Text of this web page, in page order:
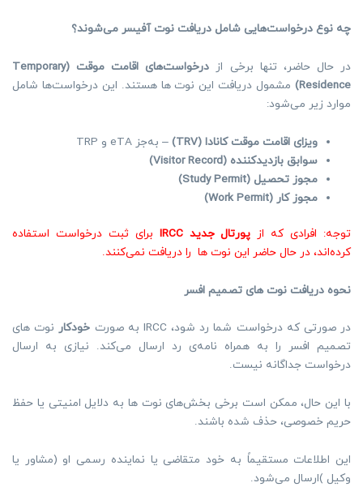
چه نوع درخواست‌هایی شامل دریافت نوت آفیسر می‌شوند؟
در حال حاضر، تنها برخی از درخواست‌های اقامت موقت
(Temporary
Residence) مشمول دریافت این نوت ها هستند. این درخواست‌ها شامل
موارد زیر می‌شود:
ویزای اقامت موقت کانادا (TRV)
– به‌جز eTA و TRP
سوابق بازدیدکننده (Visitor Record)
مجوز تحصیل (Study Permit)
مجوز کار (Work Permit)
توجه: افرادی که از پورتال جدید IRCC
برای ثبت درخواست استفاده
کرده‌اند، در حال حاضر این نوت ها را دریافت نمی‌کنند.
نحوه دریافت نوت های تصمیم افسر
در صورتی که درخواست شما رد شود، IRCC به صورت خودکارنوت های
تصمیم افسر را به همراه نامه‌ی رد ارسال می‌کند. نیازی به ارسال
درخواست جداگانه نیست.
با این حال، ممکن است برخی بخش‌های نوت ها به دلایل امنیتی یا حفظ
حریم خصوصی، حذف شده باشند.
این اطلاعات مستقیماً به خود متقاضی یا نماینده رسمی او (مشاور یا
وکیل )ارسال می‌شود.